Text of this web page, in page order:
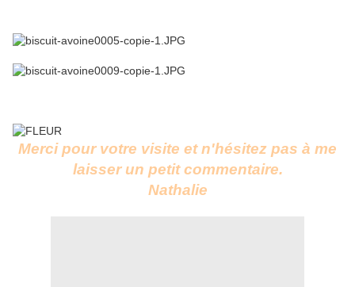
Merci pour votre visite et n'hésitez pas à me
laisser un petit commentaire.
Nathalie